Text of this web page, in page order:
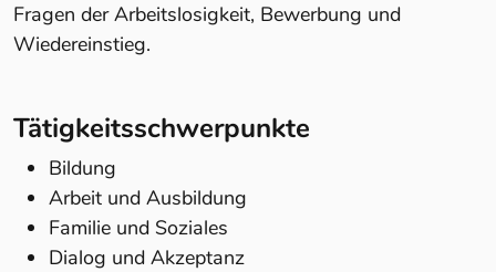
Fragen der Arbeitslosigkeit, Bewerbung und
Wiedereinstieg.
Tätigkeitsschwerpunkte
Bildung
Arbeit und Ausbildung
Familie und Soziales
Dialog und Akzeptanz